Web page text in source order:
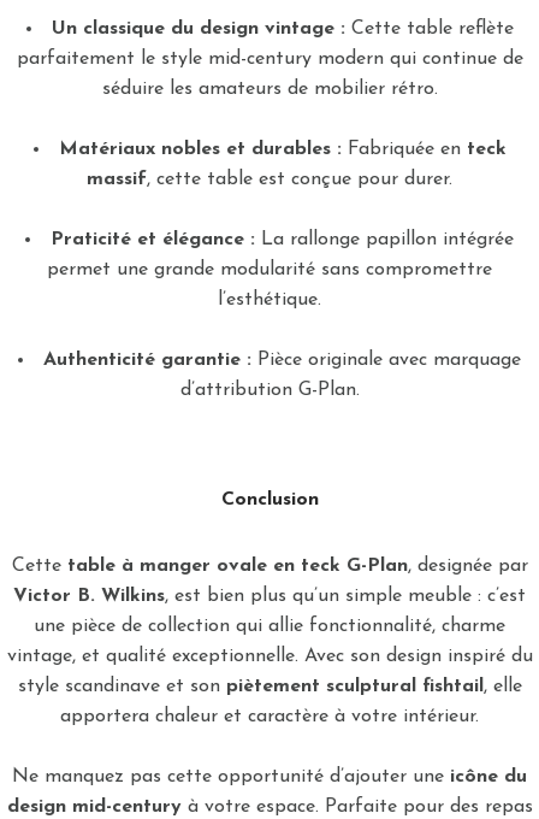
Un classique du design vintage : Cette table reflète
parfaitement le style mid-century modern qui continue de
séduire les amateurs de mobilier rétro.
Matériaux nobles et durables : Fabriquée en teck
massif, cette table est conçue pour durer.
Praticité et élégance : La rallonge papillon intégrée
permet une grande modularité sans compromettre
l’esthétique.
Authenticité garantie : Pièce originale avec marquage
d’attribution G-Plan.
Conclusion
Cette table à manger ovale en teck G-Plan, designée par
Victor B. Wilkins, est bien plus qu’un simple meuble : c’est
une pièce de collection qui allie fonctionnalité, charme
vintage, et qualité exceptionnelle. Avec son design inspiré du
style scandinave et son piètement sculptural fishtail, elle
apportera chaleur et caractère à votre intérieur.
Ne manquez pas cette opportunité d’ajouter une icône du
design mid-centuryà votre espace. Parfaite pour des repas